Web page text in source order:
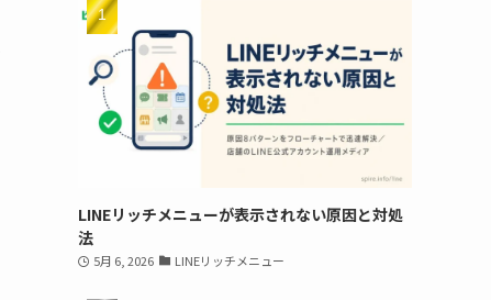
LINEリッチメニューが表示されない原因と対処
法
5月 6, 2026 LINEリッチメニュー